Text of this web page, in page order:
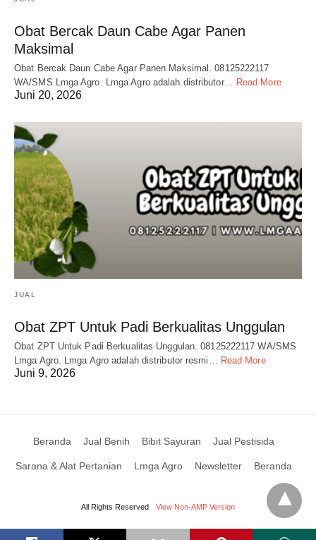
Obat Bercak Daun Cabe Agar Panen
Maksimal
Obat Bercak Daun Cabe Agar Panen Maksimal. 08125222117
WA/SMS Lmga Agro. Lmga Agro adalah distributor… Read More
Juni 20, 2026
JUAL
Obat ZPT Untuk Padi Berkualitas Unggulan
Obat ZPT Untuk Padi Berkualitas Unggulan. 08125222117 WA/SMS
Lmga Agro. Lmga Agro adalah distributor resmi… Read More
Juni 9, 2026
Beranda Jual Benih Bibit Sayuran Jual Pestisida
Sarana & Alat Pertanian Lmga Agro Newsletter Beranda
All Rights Reserved View Non-AMP Version